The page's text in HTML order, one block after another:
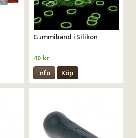
Gummiband i Silikon
40 kr
Info Köp